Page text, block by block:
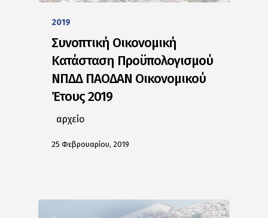
2019
Συνοπτική Οικονομική
Κατάσταση Προϋπολογισμού
ΝΠΔΔ ΠΑΟΔΑΝ Οικονομικού
Έτους 2019
αρχείο
25 Φεβρουαρίου, 2019